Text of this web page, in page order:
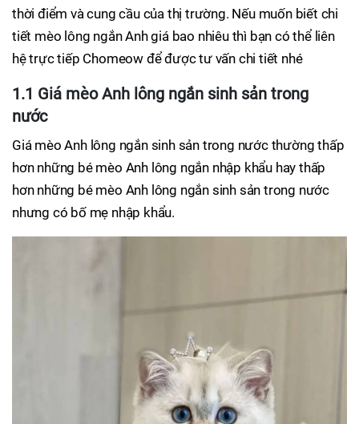
thời điểm và cung cầu của thị trường. Nếu muốn biết chi
tiết mèo lông ngắn Anh giá bao nhiêu thì bạn có thể liên
hệ trực tiếp Chomeow để được tư vấn chi tiết nhé
1.1 Giá mèo Anh lông ngắn sinh sản trong
nước
Giá mèo Anh lông ngắn sinh sản trong nước thường thấp
hơn những bé mèo Anh lông ngắn nhập khẩu hay thấp
hơn những bé mèo Anh lông ngắn sinh sản trong nước
nhưng có bố mẹ nhập khẩu.